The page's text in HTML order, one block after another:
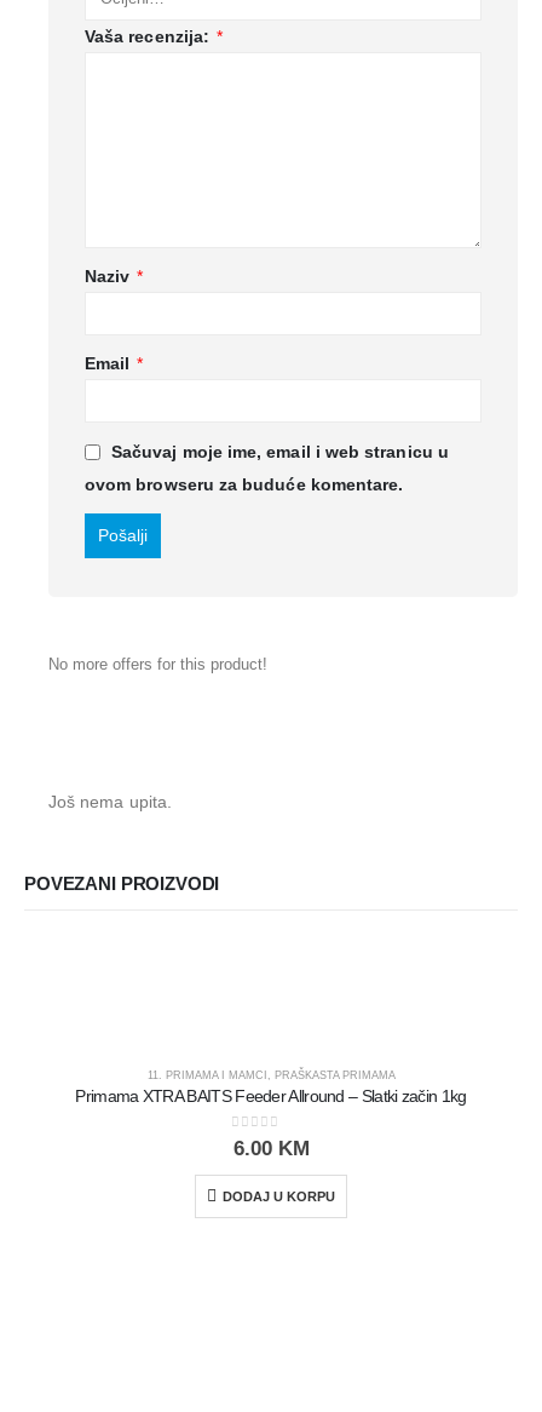
Vaša recenzija: *
Naziv *
Email *
Sačuvaj moje ime, email i web stranicu u
ovom browseru za buduće komentare.
No more offers for this product!
Još nema upita.
POVEZANI PROIZVODI
11. PRIMAMA I MAMCI , PRAŠKASTA PRIMAMA
Primama XTRA BAITS Feeder Allround – Slatki začin 1kg
0out of 5
6.00 KM
DODAJ U KORPU